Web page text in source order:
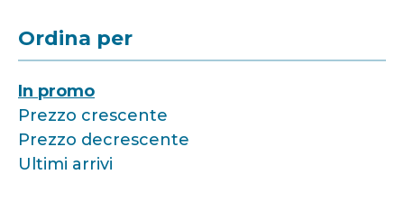
Ordina per
In promo
Prezzo crescente
Prezzo decrescente
Ultimi arrivi